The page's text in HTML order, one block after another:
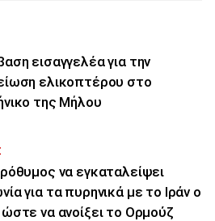
εισαγγελέα για την
ελικοπτέρου στο
της Μήλου
να εγκαταλείψει
για τα πυρηνικά με το Ιράν ο
να ανοίξει το Ορμούζ